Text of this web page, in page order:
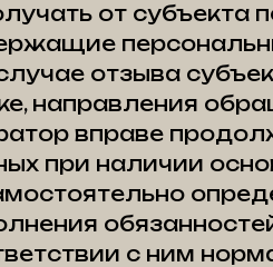
от субъекта
отзыва
направления
вправе
при наличии
с ним